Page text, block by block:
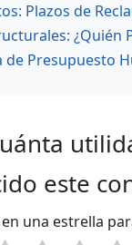
Plazos de
¿Quién
de Presupuesto
este
en una estrella